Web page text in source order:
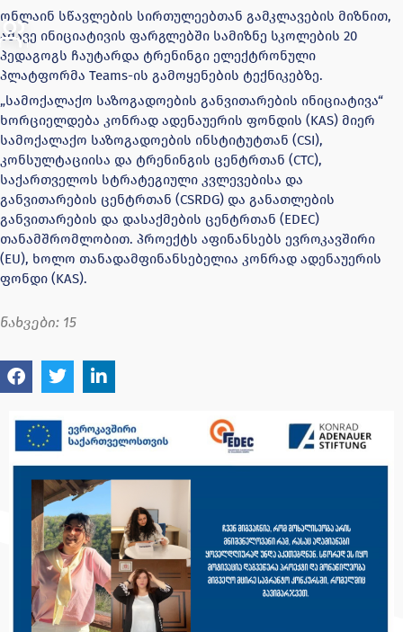
ონლაინ სწავლების სირთულეებთან გამკლავების მიზნით,
ამავე ინიციატივის ფარგლებში სამიზნე სკოლების 20
პედაგოგს ჩაუტარდა ტრენინგი ელექტრონული
პლატფორმა Teams-ის გამოყენების ტექნიკებზე.
„სამოქალაქო საზოგადოების განვითარების ინიციატივა“
ხორციელდება კონრად ადენაუერის ფონდის (KAS) მიერ
სამოქალაქო საზოგადოების ინსტიტუტთან (CSI),
კონსულტაციისა და ტრენინგის ცენტრთან (CTC),
საქართველოს სტრატეგიული კვლევებისა და
განვითარების ცენტრთან (CSRDG) და განათლების
განვითარების და დასაქმების ცენტრთან (EDEC)
თანამშრომლობით. პროექტს აფინანსებს ევროკავშირი
(EU), ხოლო თანადამფინანსებელია კონრად ადენაუერის
ფონდი (KAS).
ნახვები: 15